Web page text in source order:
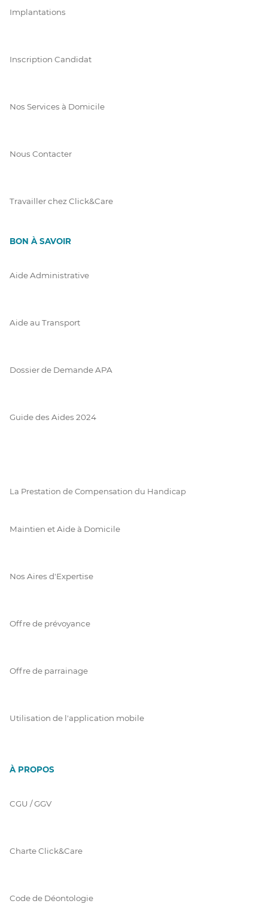
Implantations
Inscription Candidat
Nos Services à Domicile
Nous Contacter
Travailler chez Click&Care
BON À SAVOIR
Aide Administrative
Aide au Transport
Dossier de Demande APA
Guide des Aides 2024
La Prestation de Compensation du Handicap
Maintien et Aide à Domicile
Nos Aires d'Expertise
Offre de prévoyance
Offre de parrainage
Utilisation de l'application mobile
À PROPOS
CGU / GGV
Charte Click&Care
Code de Déontologie